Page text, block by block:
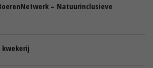
– Natuurinclusieve